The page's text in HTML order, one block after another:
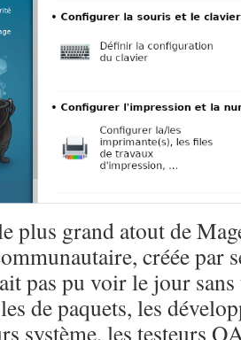
plus grand atout de
créée par
pas pu voir le jour
de paquets, les
système, les testeurs